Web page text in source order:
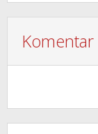
Komentar